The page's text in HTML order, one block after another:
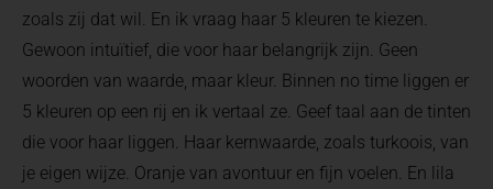
zoals zij dat wil. En ik vraag haar 5 kleuren te kiezen.
Gewoon intuïtief, die voor haar belangrijk zijn. Geen
woorden van waarde, maar kleur. Binnen no time liggen er
5 kleuren op een rij en ik vertaal ze. Geef taal aan de tinten
die voor haar liggen. Haar kernwaarde, zoals turkoois, van
je eigen wijze. Oranje van avontuur en fijn voelen. En lila